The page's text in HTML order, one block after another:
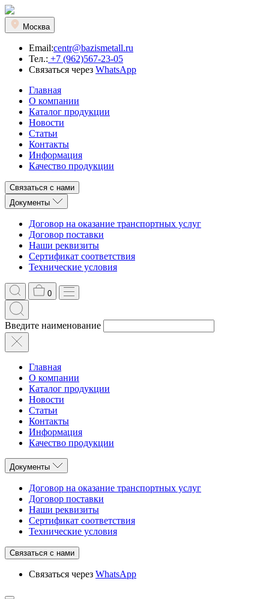
Москва
Email:centr@bazismetall.ru
Тел.: +7 (962)567-23-05
Связаться через WhatsApp
Главная
О компании
Каталог продукции
Новости
Статьи
Контакты
Информация
Качество продукции
Связаться с нами
Документы
Договор на оказание транспортных услуг
Договор поставки
Наши реквизиты
Сертификат соответствия
Технические условия
0
Введите наименование
Главная
О компании
Каталог продукции
Новости
Статьи
Контакты
Информация
Качество продукции
Документы
Договор на оказание транспортных услуг
Договор поставки
Наши реквизиты
Сертификат соответствия
Технические условия
Связаться с нами
Связаться через WhatsApp